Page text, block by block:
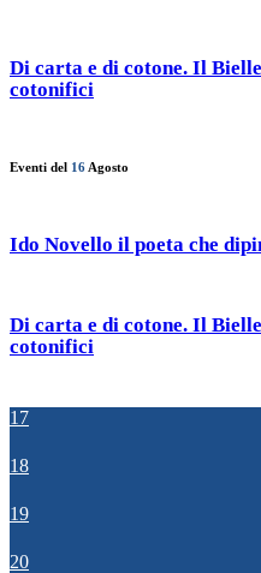
Di carta e di cotone. Il
cotonifici
Eventi del 16 Agosto
Ido Novello il poeta che
Di carta e di cotone. Il
cotonifici
17
18
19
20